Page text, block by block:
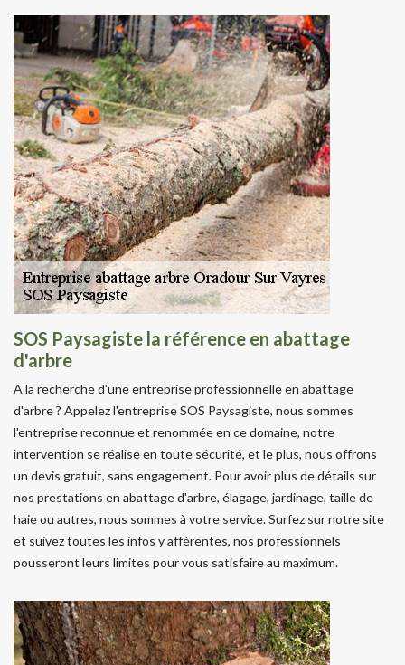
SOS Paysagiste la référence en abattage
d'arbre
A la recherche d'une entreprise professionnelle en abattage
d'arbre ? Appelez l'entreprise SOS Paysagiste, nous sommes
l'entreprise reconnue et renommée en ce domaine, notre
intervention se réalise en toute sécurité, et le plus, nous offrons
un devis gratuit, sans engagement. Pour avoir plus de détails sur
nos prestations en abattage d'arbre, élagage, jardinage, taille de
haie ou autres, nous sommes à votre service. Surfez sur notre site
et suivez toutes les infos y afférentes, nos professionnels
pousseront leurs limites pour vous satisfaire au maximum.